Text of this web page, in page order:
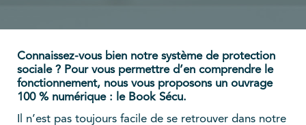
Connaissez-vous bien notre système de protection
sociale ? Pour vous permettre d’en comprendre le
fonctionnement, nous vous proposons un ouvrage
100 % numérique : le Book Sécu.
Il n’est pas toujours facile de se retrouver dans notre